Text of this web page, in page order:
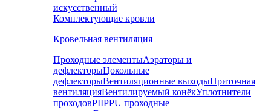
искусственный
Комплектующие кровли
Кровельная вентиляция
Проходные элементыАэраторы и
дефлекторыЦокольные
дефлекторыВентиляционные выходыПриточная
вентиляцияВентилируемый конёкУплотнители
проходовPIIPPU проходные